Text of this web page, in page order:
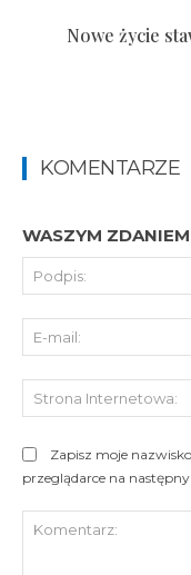
Nowe życie
KOMENTARZE
WASZYM ZDANIEM
Zapisz moje
przeglądarce na